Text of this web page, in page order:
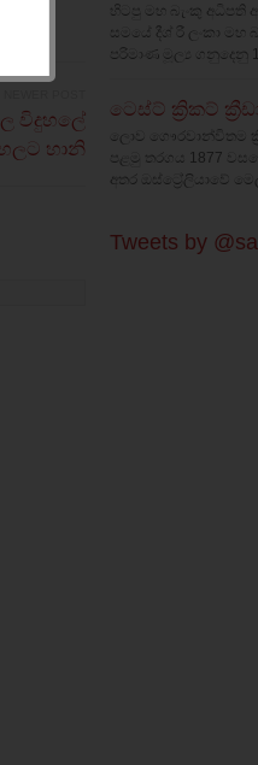
විදුහලේ
හානි
හිටපු මහ බැංකු අධිපති
සමයේ දීශ්‍ රී ලංකා මහ
පරිමාණ මූල්‍ය ගනුදෙනු
ටෙස්ට් ක්‍රිකට්
ලොව ගෞරවාන්විතම
පළමු තරගය 1877
අතර ඔස්ට්‍රේලියාවේ
Tweets by